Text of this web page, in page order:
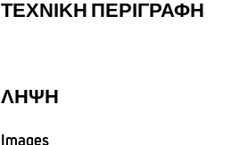
ΤΕΧΝΙΚΉ ΠΕΡΙΓΡΑΦΉ
ΛΉΨΗ
Images